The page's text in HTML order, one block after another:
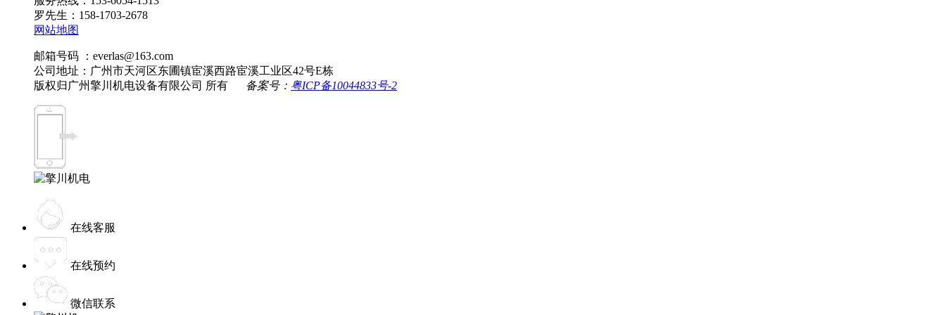
罗先生：158-1703-2678
网站地图
邮箱号码 ：everlas@163.com
公司地址：广州市天河区东圃镇宦溪西路宦溪工业区42号E栋
版权归广州擎川机电设备有限公司 所有
备案号： 粤ICP备10044833号-2
在线客服
在线预约
微信联系